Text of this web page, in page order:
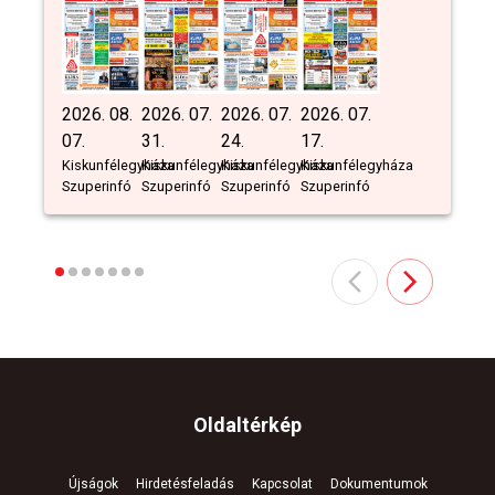
2026. 08.
07.
Kiskunfélegyháza
Szuperinfó
2026. 07.
31.
Kiskunfélegyháza
Szuperinfó
2026. 07.
24.
Kiskunfélegyháza
Szuperinfó
2026. 07.
17.
Kiskunfélegyháza
Szuperinfó
Oldaltérkép
Újságok Hirdetésfeladás Kapcsolat Dokumentumok